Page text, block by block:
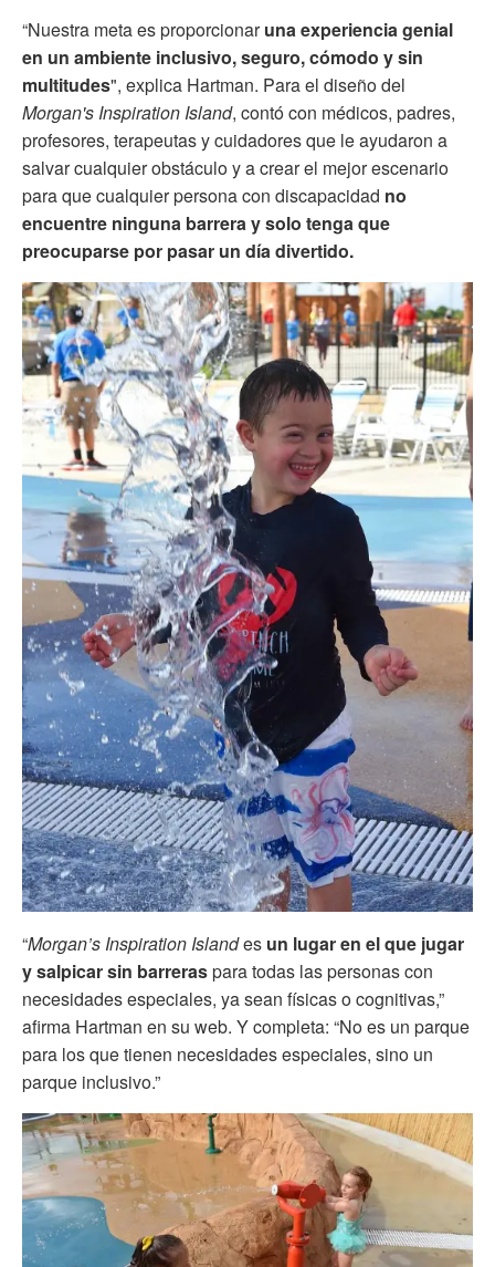
“Nuestra meta es proporcionaruna experiencia genial
en un ambiente inclusivo, seguro, cómodo y sin
multitudes", explica Hartman. Para el diseño del
Morgan's Inspiration Island, contó con médicos, padres,
profesores, terapeutas y cuidadores que le ayudaron a
salvar cualquier obstáculo y a crear el mejor escenario
para que cualquier persona con discapacidad no
encuentre ninguna barrera y solo tenga que
preocuparse por pasar un día divertido.
“Morgan’s Inspiration Islandes un lugar en el que jugar
y salpicar sin barreraspara todas las personas con
necesidades especiales, ya sean físicas o cognitivas,”
afirma Hartman en su web. Y completa: “No es un parque
para los que tienen necesidades especiales, sino un
parque inclusivo.”